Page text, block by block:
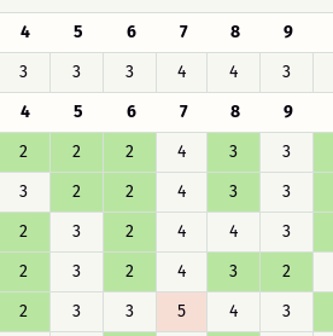
4 5 6 7 8 9
3 3 3 4 4 3
4 5 6 7 8 9
2 2 2 4 3 3
3 2 2 4 3 3
2 3 2 4 4 3
2 3 2 4 3 2
2 3 3 5 4 3